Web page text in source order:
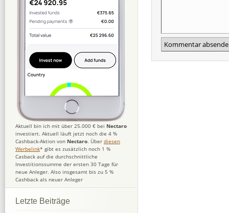
Aktuell bin ich mit über 25.000 € bei Nectaro
investiert. Aktuell läuft jetzt noch die 4 %
Cashback-Aktion von Nectaro. Über diesen
Werbelink* gibt es zusätzlich noch 1 %
Casback auf die durchschnittliche
Investitionssumme der ersten 30 Tage für
neue Anleger. Also insgesamt bis zu 5 %
Cashback als neuer Anleger
Letzte Beiträge